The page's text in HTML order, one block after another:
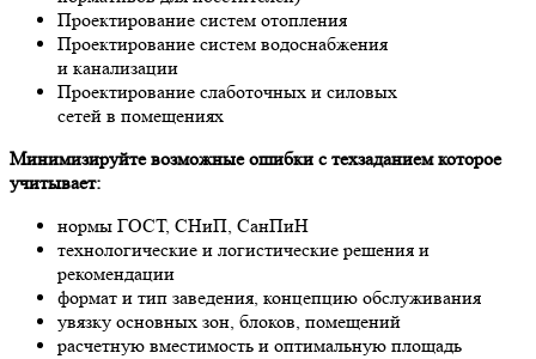
Проектирование систем отопления
Проектирование систем водоснабжения
и канализации
Проектирование слаботочных и силовых
сетей в помещениях
Минимизируйте возможные ошибки с техзаданием которое
учитывает:
нормы ГОСТ, СНиП, СанПиН
технологические и логистические решения и
рекомендации
формат и тип заведения, концепцию обслуживания
увязку основных зон, блоков, помещений
расчетную вместимость и оптимальную площадь